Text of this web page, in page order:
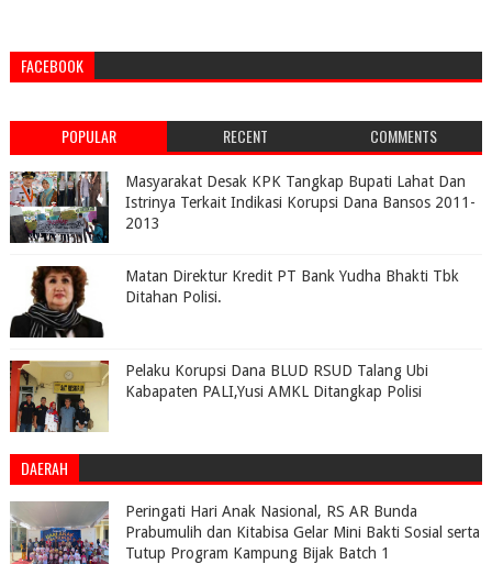
FACEBOOK
POPULAR RECENT COMMENTS
Masyarakat Desak KPK Tangkap Bupati Lahat Dan
Istrinya Terkait Indikasi Korupsi Dana Bansos 2011-
2013
Matan Direktur Kredit PT Bank Yudha Bhakti Tbk
Ditahan Polisi.
Pelaku Korupsi Dana BLUD RSUD Talang Ubi
Kabapaten PALI,Yusi AMKL Ditangkap Polisi
DAERAH
Peringati Hari Anak Nasional, RS AR Bunda
Prabumulih dan Kitabisa Gelar Mini Bakti Sosial serta
Tutup Program Kampung Bijak Batch 1